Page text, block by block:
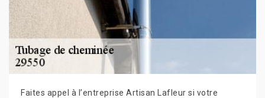
Faites appel à l’entreprise Artisan Lafleur si votre